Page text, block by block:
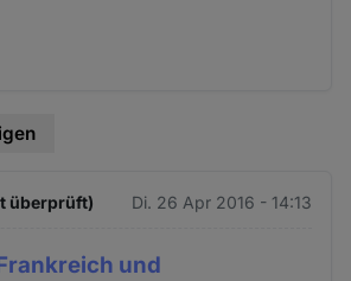
überprüft) Di. 26 Apr 2016 - 14:13
und